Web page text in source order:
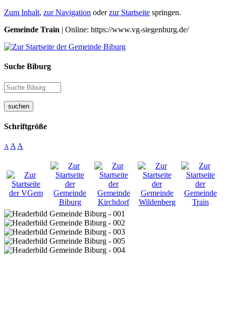
Zum Inhalt, zur Navigation oderzur Startseite springen.
Gemeinde Train | Online: https://www.vg-siegenburg.de/
Suche Biburg
suchen
Schriftgröße
A A A